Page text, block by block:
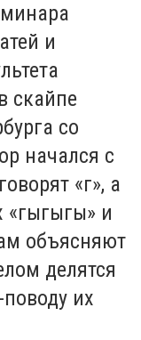
и
скайпе
со
начался с
«г», а
«гыгыгы» и
объясняют
делятся
их